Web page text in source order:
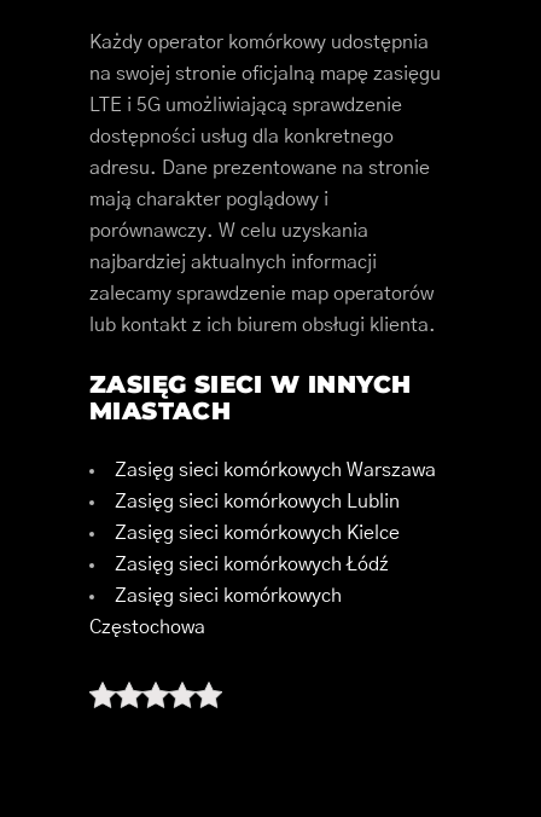
Każdy operator komórkowy udostępnia
na swojej stronie oficjalną mapę zasięgu
LTE i 5G umożliwiającą sprawdzenie
dostępności usług dla konkretnego
adresu. Dane prezentowane na stronie
mają charakter poglądowy i
porównawczy. W celu uzyskania
najbardziej aktualnych informacji
zalecamy sprawdzenie map operatorów
lub kontakt z ich biurem obsługi klienta.
ZASIĘG SIECI W INNYCH
MIASTACH
Zasięg sieci komórkowych Warszawa
Zasięg sieci komórkowych Lublin
Zasięg sieci komórkowych Kielce
Zasięg sieci komórkowych Łódź
Zasięg sieci komórkowych
Częstochowa